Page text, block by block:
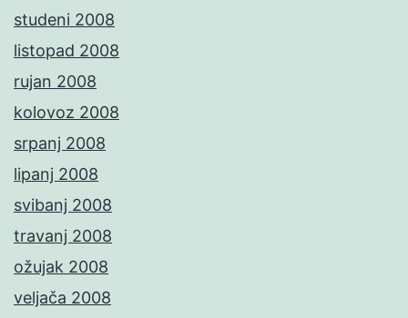
studeni 2008
listopad 2008
rujan 2008
kolovoz 2008
srpanj 2008
lipanj 2008
svibanj 2008
travanj 2008
ožujak 2008
veljača 2008